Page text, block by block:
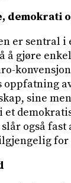
demokrati
er sentral i
å gjøre
oppfatning
sine
et
også
for